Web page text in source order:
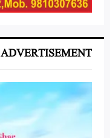
ADVERTISEMENT